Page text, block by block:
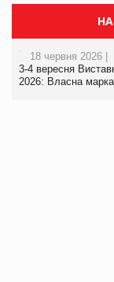
18 червня 2026 |
3-4 вересня
2026: Власна